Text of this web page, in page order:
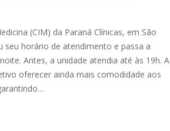
(CIM) da Paraná Clínicas, em São
seu horário de atendimento e passa a
Antes, a unidade atendia até às 19h. A
oferecer ainda mais comodidade aos